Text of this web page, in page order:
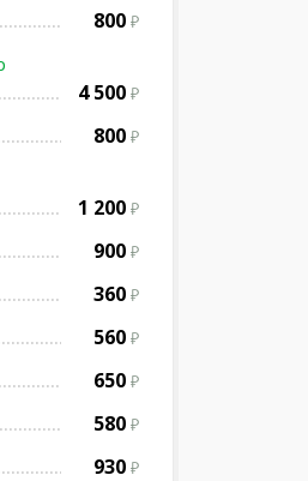
800
4 500
800
1 200
900
360
560
650
580
930